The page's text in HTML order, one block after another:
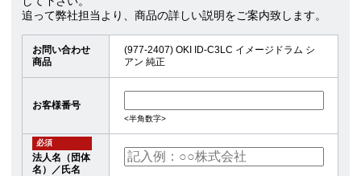
追って弊社担当より、商品の詳しい説明をご案内致します。
お問い合わせ
商品
(977-2407) OKI ID-C3LC イメージドラム シ
アン 純正
お客様番号
<半角数字>
必須
法人名（団体
名）／氏名